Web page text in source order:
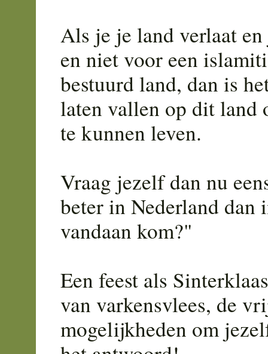
Als je je land verlaat
en niet voor een
bestuurd land, dan is
laten vallen op dit land
te kunnen leven.
Vraag jezelf dan nu
beter in Nederland dan
vandaan kom?"
Een feest als
van varkensvlees, de
mogelijkheden om